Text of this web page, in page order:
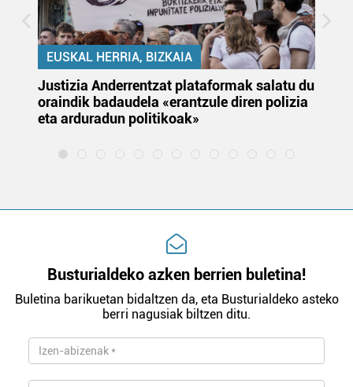
EUSKAL HERRIA, BIZKAIA
Justizia Anderrentzat plataformak salatu du
oraindik badaudela «erantzule diren polizia
eta arduradun politikoak»
Busturialdeko azken berrien buletina!
Buletina barikuetan bidaltzen da, eta Busturialdeko asteko
berri nagusiak biltzen ditu.